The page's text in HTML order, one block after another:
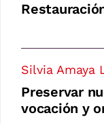
Silvia Amaya
Preservar
vocación y